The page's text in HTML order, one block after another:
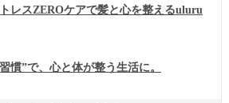
レスZEROケアで髪と心を整えるuluru
慣”で、心と体が整う生活に。